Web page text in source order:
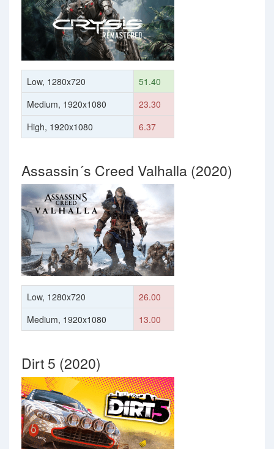
Low, 1280x720
51.40
Medium, 1920x1080
23.30
High, 1920x1080
6.37
Assassin´s Creed Valhalla (2020)
Low, 1280x720
26.00
Medium, 1920x1080
13.00
Dirt 5 (2020)